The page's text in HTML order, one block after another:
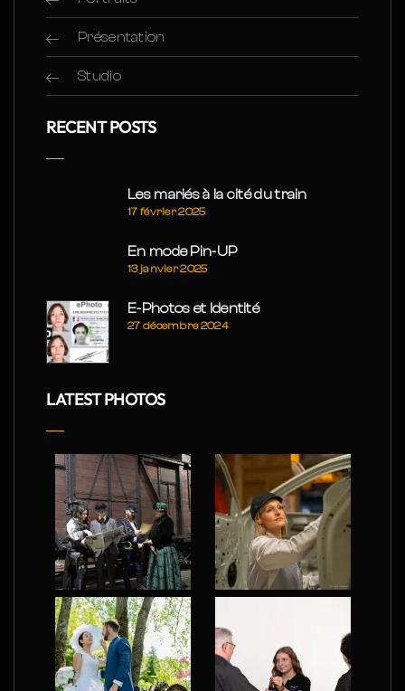
Présentation
Studio
RECENT POSTS
Les mariés à la cité du train
17 février 2025
En mode Pin-UP
13 janvier 2025
E-Photos et Identité
27 décembre 2024
LATEST PHOTOS